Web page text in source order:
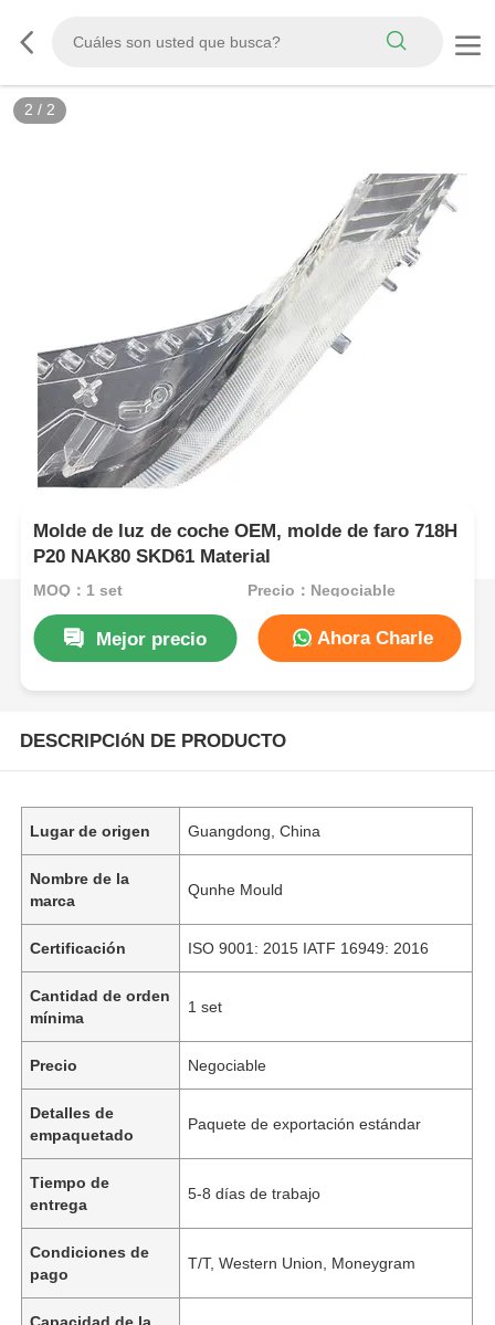
2 / 2
Molde de luz de coche OEM, molde de faro 718H
P20 NAK80 SKD61 Material
MOQ：1 set Precio：Negociable
Mejor precio Ahora Charle
DESCRIPCIóN DE PRODUCTO
Lugar de origen Guangdong, China
Nombre de la
marca
Qunhe Mould
Certificación ISO 9001: 2015 IATF 16949: 2016
Cantidad de orden
mínima
1 set
Precio Negociable
Detalles de
empaquetado
Paquete de exportación estándar
Tiempo de
entrega
5-8 días de trabajo
Condiciones de
pago
T/T, Western Union, Moneygram
Capacidad de la